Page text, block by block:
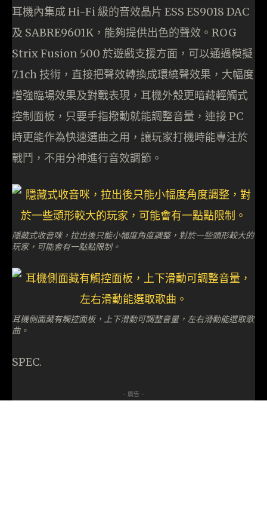
耳機內集成 Hi-Fi 級的音效晶片 ESS ES9018 DAC
及 SABRE9601K，能夠提供出色的聲效。ROG
Strix Fusion 500 於遊戲支援方面，可以通過模擬
7.1ch 技術，直接把聲效轉換成環繞聲效果，大幅度
增強臨場效果及對戰表現，耳機外殼更暗藏輕觸式
控制面板，只要手指撥動就能調整音量，連接 PC
時更能作為快速選曲之用，讓玩家打機時能專注於
戰鬥，不用分神進行音效調節。
隱藏式收音咪，拉出後只能小幅度角度調整，對於一些頭形較大的
玩家，可能會有一點點限制。
耳機側面藏有觸控面板，上下滑動可調整音量，左右滑動能選取歌
曲。
SPEC.
- 廣告 -